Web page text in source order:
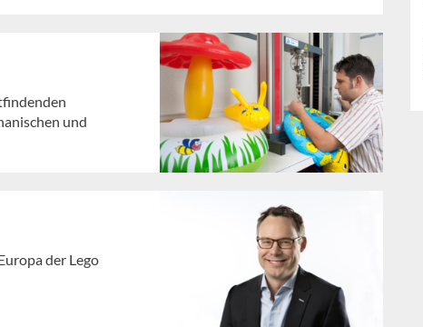
und
der Lego